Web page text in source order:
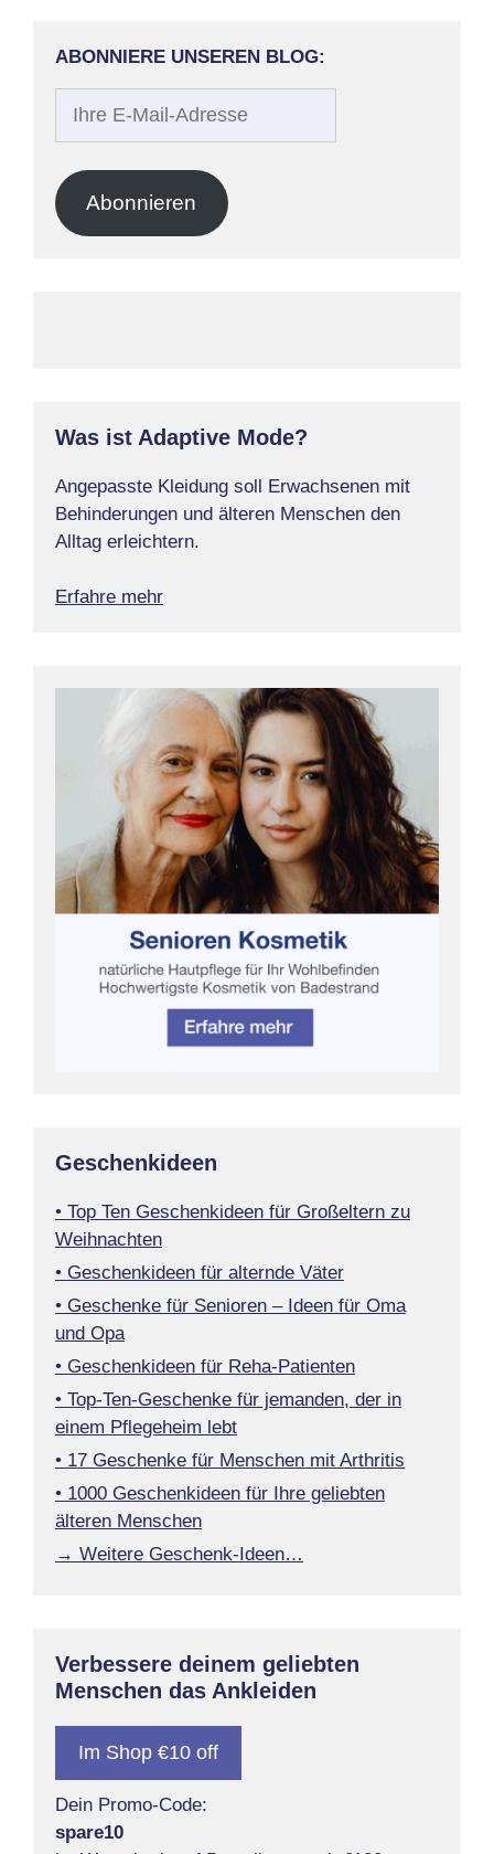
ABONNIERE UNSEREN BLOG:
Adresse
Abonnieren
Was ist Adaptive Mode?
Angepasste Kleidung soll Erwachsenen mit
Behinderungen und älteren Menschen den
Alltag erleichtern.
Erfahre mehr
Geschenkideen
• Top Ten Geschenkideen für Großeltern zu
Weihnachten
• Geschenkideen für alternde Väter
• Geschenke für Senioren – Ideen für Oma
und Opa
• Geschenkideen für Reha-Patienten
• Top-Ten-Geschenke für jemanden, der in
einem Pflegeheim lebt
• 17 Geschenke für Menschen mit Arthritis
• 1000 Geschenkideen für Ihre geliebten
älteren Menschen
→ Weitere Geschenk-Ideen…
Verbessere deinem geliebten
Menschen das Ankleiden
Im Shop €10 off
Dein Promo-Code:
spare10